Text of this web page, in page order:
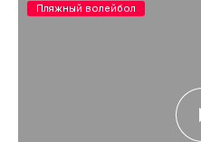
Пляжный волейбол